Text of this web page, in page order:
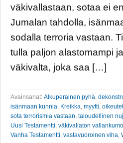
väkivallastaan, sotaa ei
Jumalan tahdolla,
sodalla terroria vastaan.
tulla paljon alastomampi
väkivalta, joka saa […]
Avainsanat: Alkuperäinen pyhä
isänmaan kunnia Kreikka myytti
sota terrorismia vastaan taloudellinen
Uusi Testamentti väkivallaton
Vanha Testamentti vastavuoroinen viha